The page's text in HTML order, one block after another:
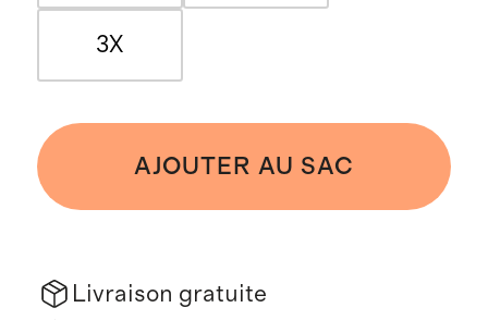
3X
AJOUTER AU SAC
Livraison gratuite